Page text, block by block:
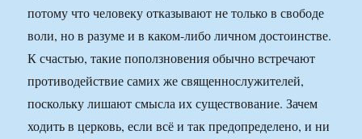
потому что человеку отказывают не только в свободе
воли, но в разуме и в каком-либо личном достоинстве.
К счастью, такие поползновения обычно встречают
противодействие самих же священнослужителей,
поскольку лишают смысла их существование. Зачем
ходить в церковь, если всё и так предопределено, и ни